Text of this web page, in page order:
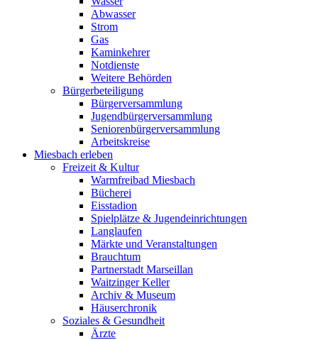
Abwasser
Strom
Gas
Kaminkehrer
Notdienste
Weitere Behörden
Bürgerbeteiligung
Bürgerversammlung
Jugendbürgerversammlung
Seniorenbürgerversammlung
Arbeitskreise
Miesbach erleben
Freizeit & Kultur
Warmfreibad Miesbach
Bücherei
Eisstadion
Spielplätze & Jugendeinrichtungen
Langlaufen
Märkte und Veranstaltungen
Brauchtum
Partnerstadt Marseillan
Waitzinger Keller
Archiv & Museum
Häuserchronik
Soziales & Gesundheit
Ärzte